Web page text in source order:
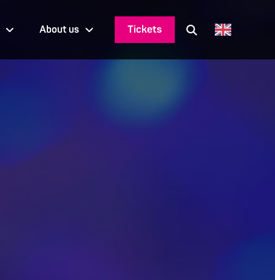
About us Tickets